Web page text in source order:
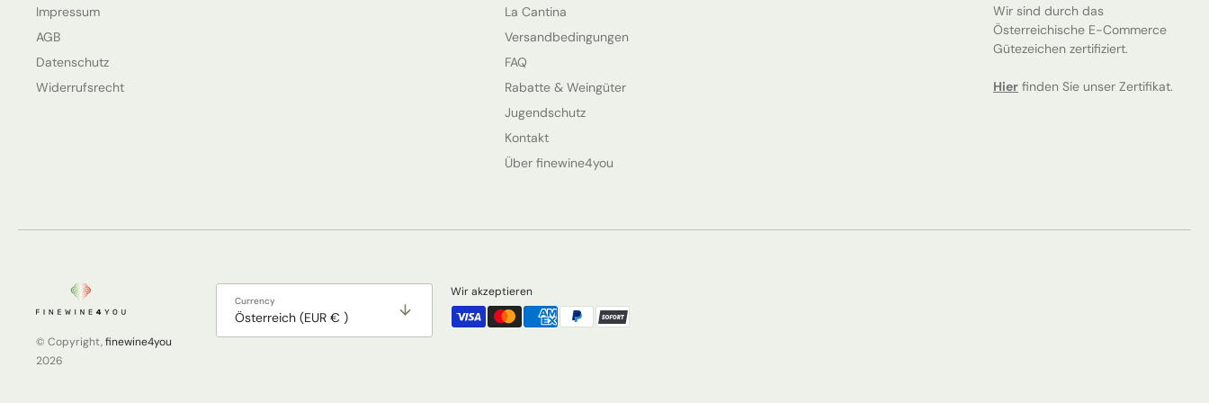
Impressum
AGB
Datenschutz
Widerrufsrecht
La Cantina
Versandbedingungen
FAQ
Rabatte & Weingüter
Jugendschutz
Kontakt
Über finewine4you
Wir sind durch das
Österreichische E-Commerce
Gütezeichen zertifiziert.
Hierfinden Sie unser Zertifikat.
© Copyright,finewine4you
2026
Currency
Österreich (EUR € )
Wir akzeptieren